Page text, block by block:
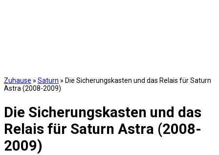
Zuhause » Saturn » Die Sicherungskasten und das Relais für Saturn
Astra (2008-2009)
Die Sicherungskasten und das
Relais für Saturn Astra (2008-
2009)